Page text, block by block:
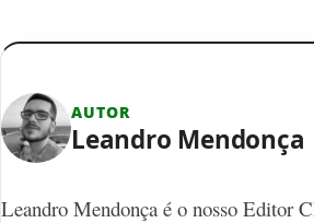
AUTOR
Leandro Mendonça
Leandro Mendonça é o nosso Editor